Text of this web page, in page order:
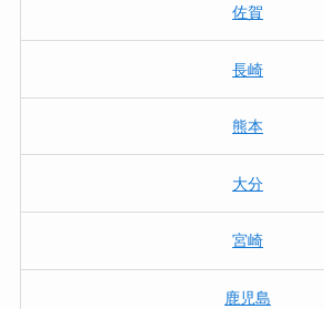
佐賀
長崎
熊本
大分
宮崎
鹿児島